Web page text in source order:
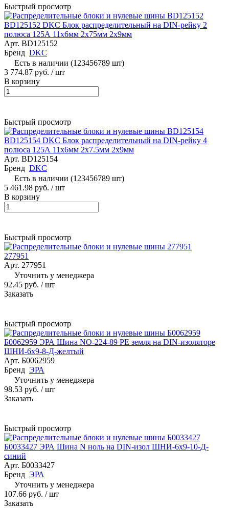
Быстрый просмотр
BD125152 DKC Блок распределительный на DIN-рейку 2
полюса 125А 11х6мм 2х75мм 2x9мм
Арт. BD125152
Бренд DKC
Есть в наличии (123456789 шт)
3 774.87 руб. / шт
В корзину
Быстрый просмотр
BD125154 DKC Блок распределительный на DIN-рейку 4
полюса 125А 11х6мм 2х7.5мм 2x9мм
Арт. BD125154
Бренд DKC
Есть в наличии (123456789 шт)
5 461.98 руб. / шт
В корзину
Быстрый просмотр
277951
Арт. 277951
Уточнить у менеджера
92.45 руб. / шт
Заказать
Быстрый просмотр
Б0062959 ЭРА Шина NO-224-89 PE земля на DIN-изоляторе
ШНИ-6х9-8-Д-желтый
Арт. Б0062959
Бренд ЭРА
Уточнить у менеджера
98.53 руб. / шт
Заказать
Быстрый просмотр
Б0033427 ЭРА Шина N ноль на DIN-изол ШНИ-6х9-10-Д-
синий
Арт. Б0033427
Бренд ЭРА
Уточнить у менеджера
107.66 руб. / шт
Заказать